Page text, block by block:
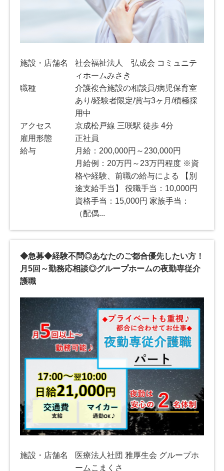
施設・店舗名
社会福祉法人 弘成会 コミュニテ
ィホームみさき
職種
介護複合施設の相談員/病児保育室
あり/経験者限定/賞与3ヶ月/積極採
用中
アクセス
京成松戸線 三咲駅 徒歩 4分
雇用形態
正社員
給与
月給：200,000円～230,000円
月給例：20万円～23万円程度 ※資
格や経験、前職の給与による 【別
途支給手当】 役職手当：10,000円
資格手当：15,000円 家族手当：
（配偶...
◆急募◆経験不問◎あなたのご都合優先したい方！
月5回～勤務応相談◎グループホームの夜勤専従介
護職
施設・店舗名
医療法人社団 雅厚生会 グループホ
ームこまくさ